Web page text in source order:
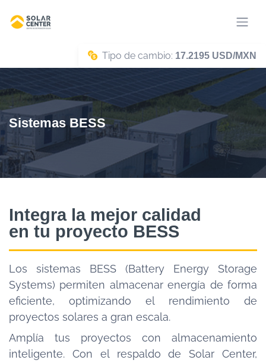
Tipo de cambio: 17.2195 USD/MXN
Sistemas BESS
Integra la mejor calidad
en tu proyecto BESS
Los sistemas BESS (Battery Energy Storage
Systems) permiten almacenar energía de forma
eficiente, optimizando el rendimiento de
proyectos solares a gran escala.
Amplía tus proyectos con almacenamiento
inteligente. Con el respaldo de Solar Center,